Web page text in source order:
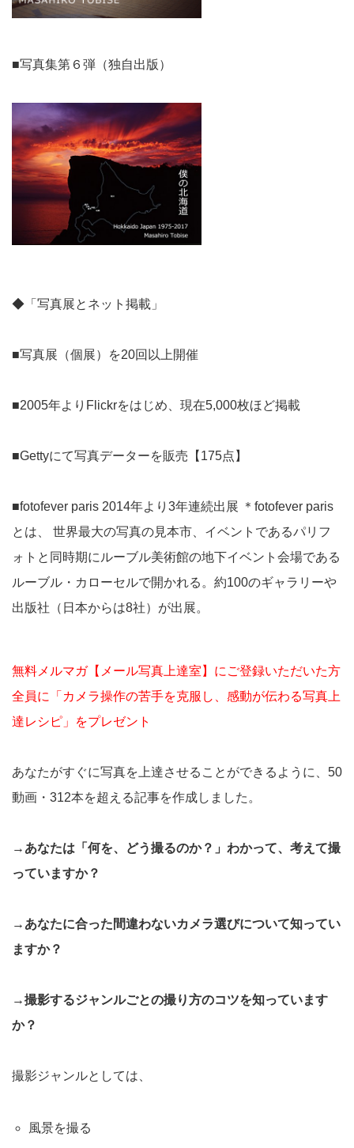
■写真集第６弾（独自出版）
◆「写真展とネット掲載」
■写真展（個展）を20回以上開催
■2005年よりFlickrをはじめ、現在5,000枚ほど掲載
■Gettyにて写真データーを販売【175点】
■fotofever paris 2014年より3年連続出展 ＊fotofever paris
とは、 世界最大の写真の見本市、イベントであるパリフ
ォトと同時期にルーブル美術館の地下イベント会場である
ルーブル・カローセルで開かれる。約100のギャラリーや
出版社（日本からは8社）が出展。
無料メルマガ【メール写真上達室】にご登録いただいた方
全員に「カメラ操作の苦手を克服し、感動が伝わる写真上
達レシピ」をプレゼント
あなたがすぐに写真を上達させることができるように、50
動画・312本を超える記事を作成しました。
→あなたは「何を、どう撮るのか？」わかって、考えて撮
っていますか？
→あなたに合った間違わないカメラ選びについて知ってい
ますか？
→撮影するジャンルごとの撮り方のコツを知っています
か？
撮影ジャンルとしては、
風景を撮る